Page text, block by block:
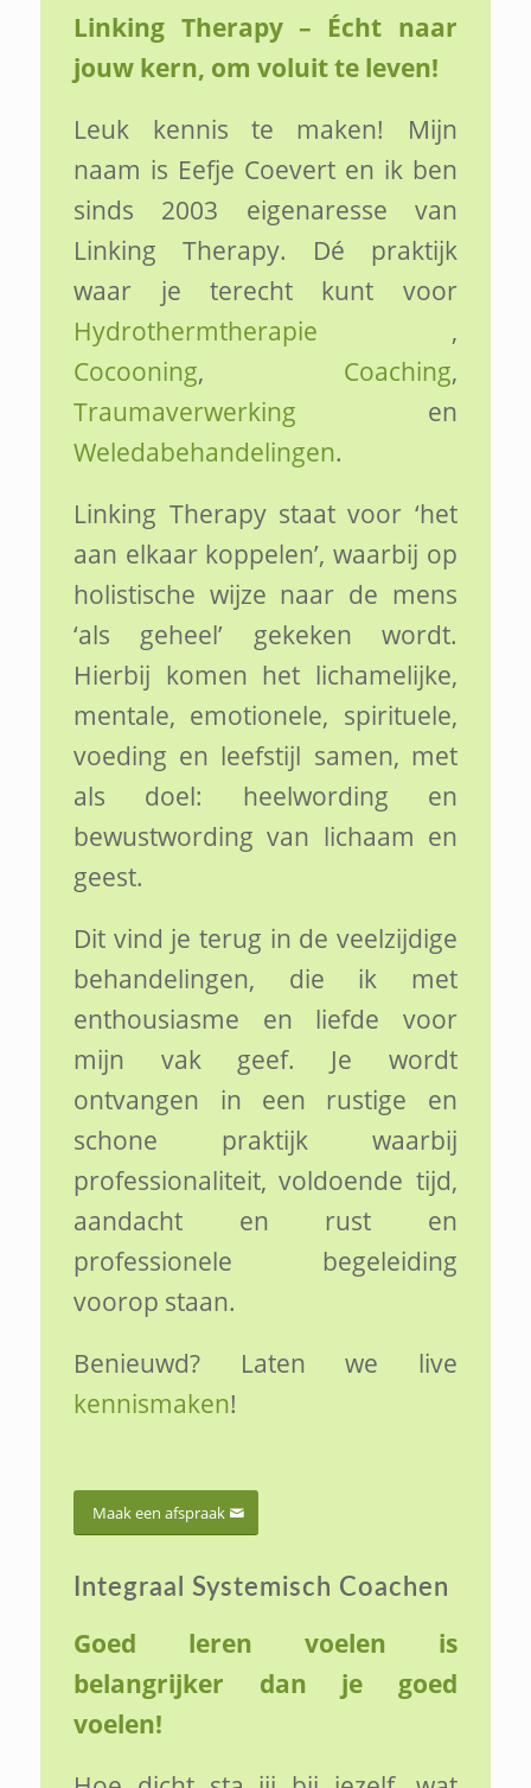
Linking Therapy – Écht naar
jouw kern, om voluit te leven!
Leuk kennis te maken! Mijn
naam is Eefje Coevert en ik ben
sinds 2003 eigenaresse van
Linking Therapy. Dé praktijk
waar je terecht kunt voor
Hydrothermtherapie ,
Cocooning, Coaching,
Traumaverwerking en
Weledabehandelingen.
Linking Therapy staat voor ‘het
aan elkaar koppelen’, waarbij op
holistische wijze naar de mens
‘als geheel’ gekeken wordt.
Hierbij komen het lichamelijke,
mentale, emotionele, spirituele,
voeding en leefstijl samen, met
als doel: heelwording en
bewustwording van lichaam en
geest.
Dit vind je terug in de veelzijdige
behandelingen, die ik met
enthousiasme en liefde voor
mijn vak geef. Je wordt
ontvangen in een rustige en
schone praktijk waarbij
professionaliteit, voldoende tijd,
aandacht en rust en
professionele begeleiding
voorop staan.
Benieuwd? Laten we live
kennismaken!
Maak een afspraak
Integraal Systemisch Coachen
Goed leren voelen is
belangrijker dan je goed
voelen!